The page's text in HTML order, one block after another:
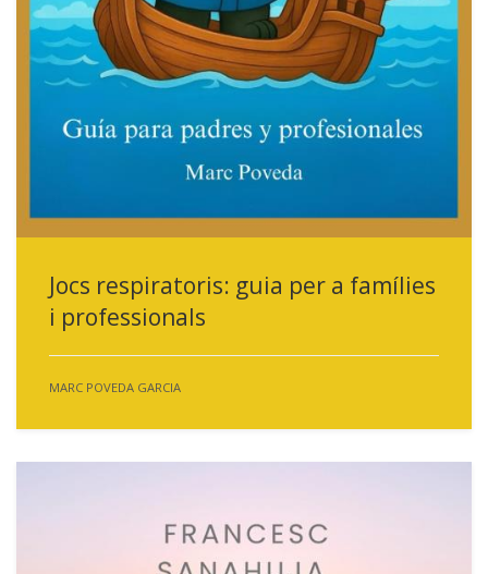
Jocs respiratoris: guia per a famílies
i professionals
MARC POVEDA GARCIA